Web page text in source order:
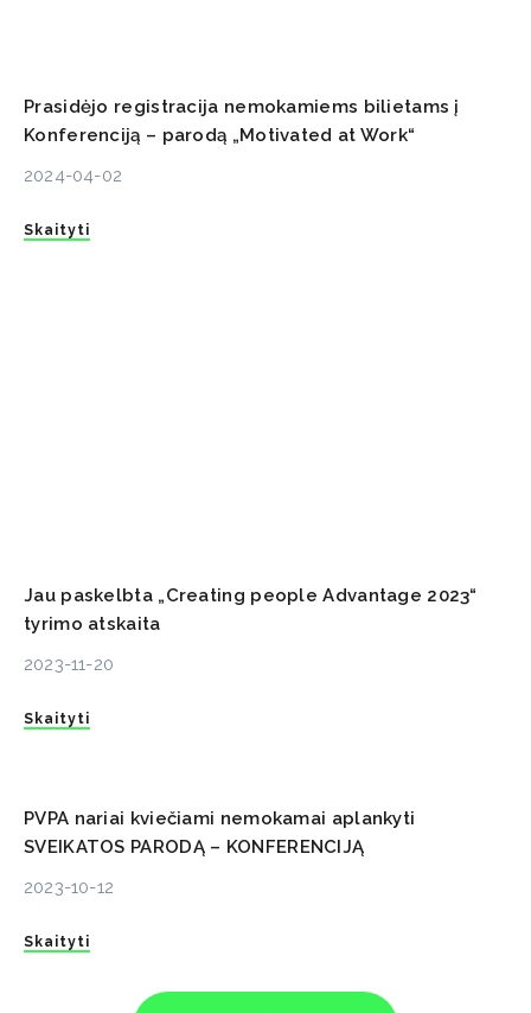
Prasidėjo registracija nemokamiems bilietams į
Konferenciją – parodą „Motivated at Work“
2024-04-02
Skaityti
Jau paskelbta „Creating people Advantage 2023“
tyrimo atskaita
2023-11-20
Skaityti
PVPA nariai kviečiami nemokamai aplankyti
SVEIKATOS PARODĄ – KONFERENCIJĄ
2023-10-12
Skaityti